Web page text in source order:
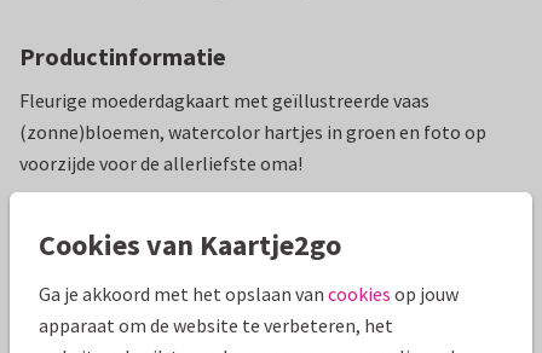
Productinformatie
Fleurige moederdagkaart met geïllustreerde vaas
(zonne)bloemen, watercolor hartjes in groen en foto op
voorzijde voor de allerliefste oma!
Moederdag kaarten Renee geeft vorm Bomma
Cookies van Kaartje2go
Ga je akkoord met het opslaan van cookies op jouw
apparaat om de website te verbeteren, het